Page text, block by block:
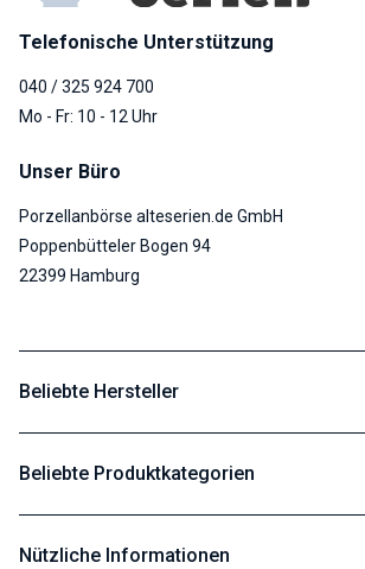
Telefonische Unterstützung
040 / 325 924 700
Mo - Fr: 10 - 12 Uhr
Unser Büro
Porzellanbörse alteserien.de GmbH
Poppenbütteler Bogen 94
22399 Hamburg
Beliebte Hersteller
Beliebte Produktkategorien
Nützliche Informationen